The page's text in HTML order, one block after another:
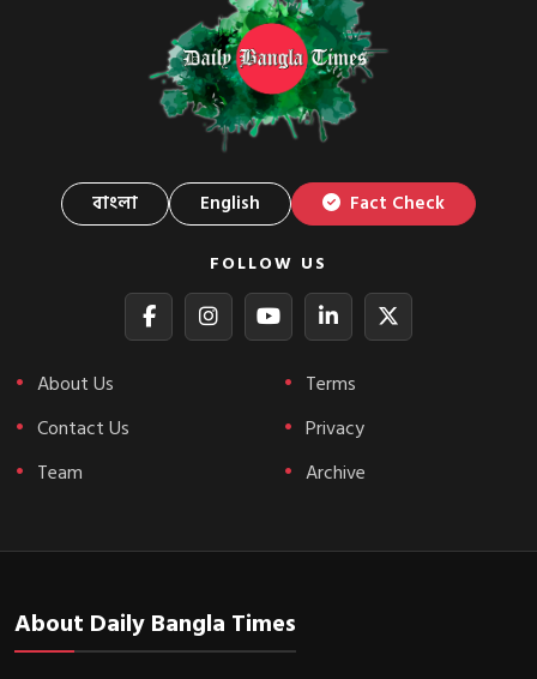
বাংলা English Fact Check
FOLLOW US
About Us
Contact Us
Team
Terms
Privacy
Archive
About Daily Bangla Times